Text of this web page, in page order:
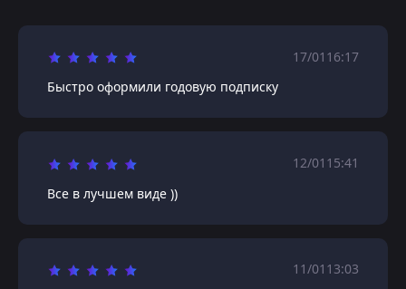
17/01 16:17
Быстро оформили годовую подписку
12/01 15:41
Все в лучшем виде ))
11/01 13:03